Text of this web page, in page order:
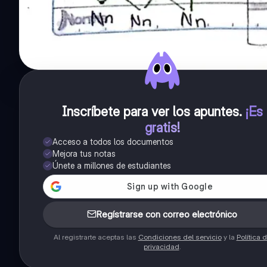
Inscríbete para ver los apuntes. ¡Es
gratis!
Acceso a todos los documentos
Mejora tus notas
Únete a millones de estudiantes
Regístrarse con correo electrónico
Al registrarte aceptas las Condiciones del servicioy la Política
privacidad.